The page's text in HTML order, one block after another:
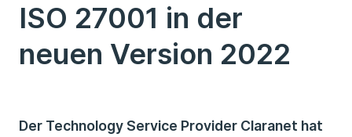
ISO 27001 in der
neuen Version 2022
Der Technology Service Provider Claranet hat